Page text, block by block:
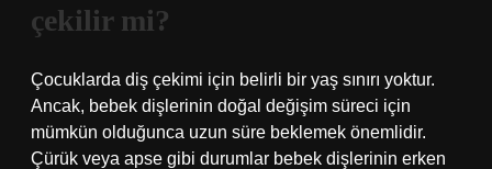
çekilir mi?
Çocuklarda diş çekimi için belirli bir yaş sınırı yoktur.
Ancak, bebek dişlerinin doğal değişim süreci için
mümkün olduğunca uzun süre beklemek önemlidir.
Çürük veya apse gibi durumlar bebek dişlerinin erken